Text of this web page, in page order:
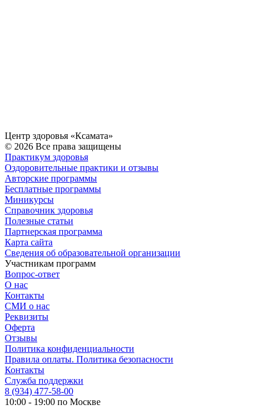
Центр здоровья «Ксамата»
© 2026 Все права защищены
Практикум здоровья
Оздоровительные практики и отзывы
Авторские программы
Бесплатные программы
Миникурсы
Справочник здоровья
Полезные статьи
Партнерская программа
Карта сайта
Сведения об образовательной организации
Участникам программ
Вопрос-ответ
О нас
Контакты
СМИ о нас
Реквизиты
Оферта
Отзывы
Политика конфиденциальности
Правила оплаты. Политика безопасности
Контакты
Служба поддержки
8 (934) 477-58-00
10:00 - 19:00 по Москве